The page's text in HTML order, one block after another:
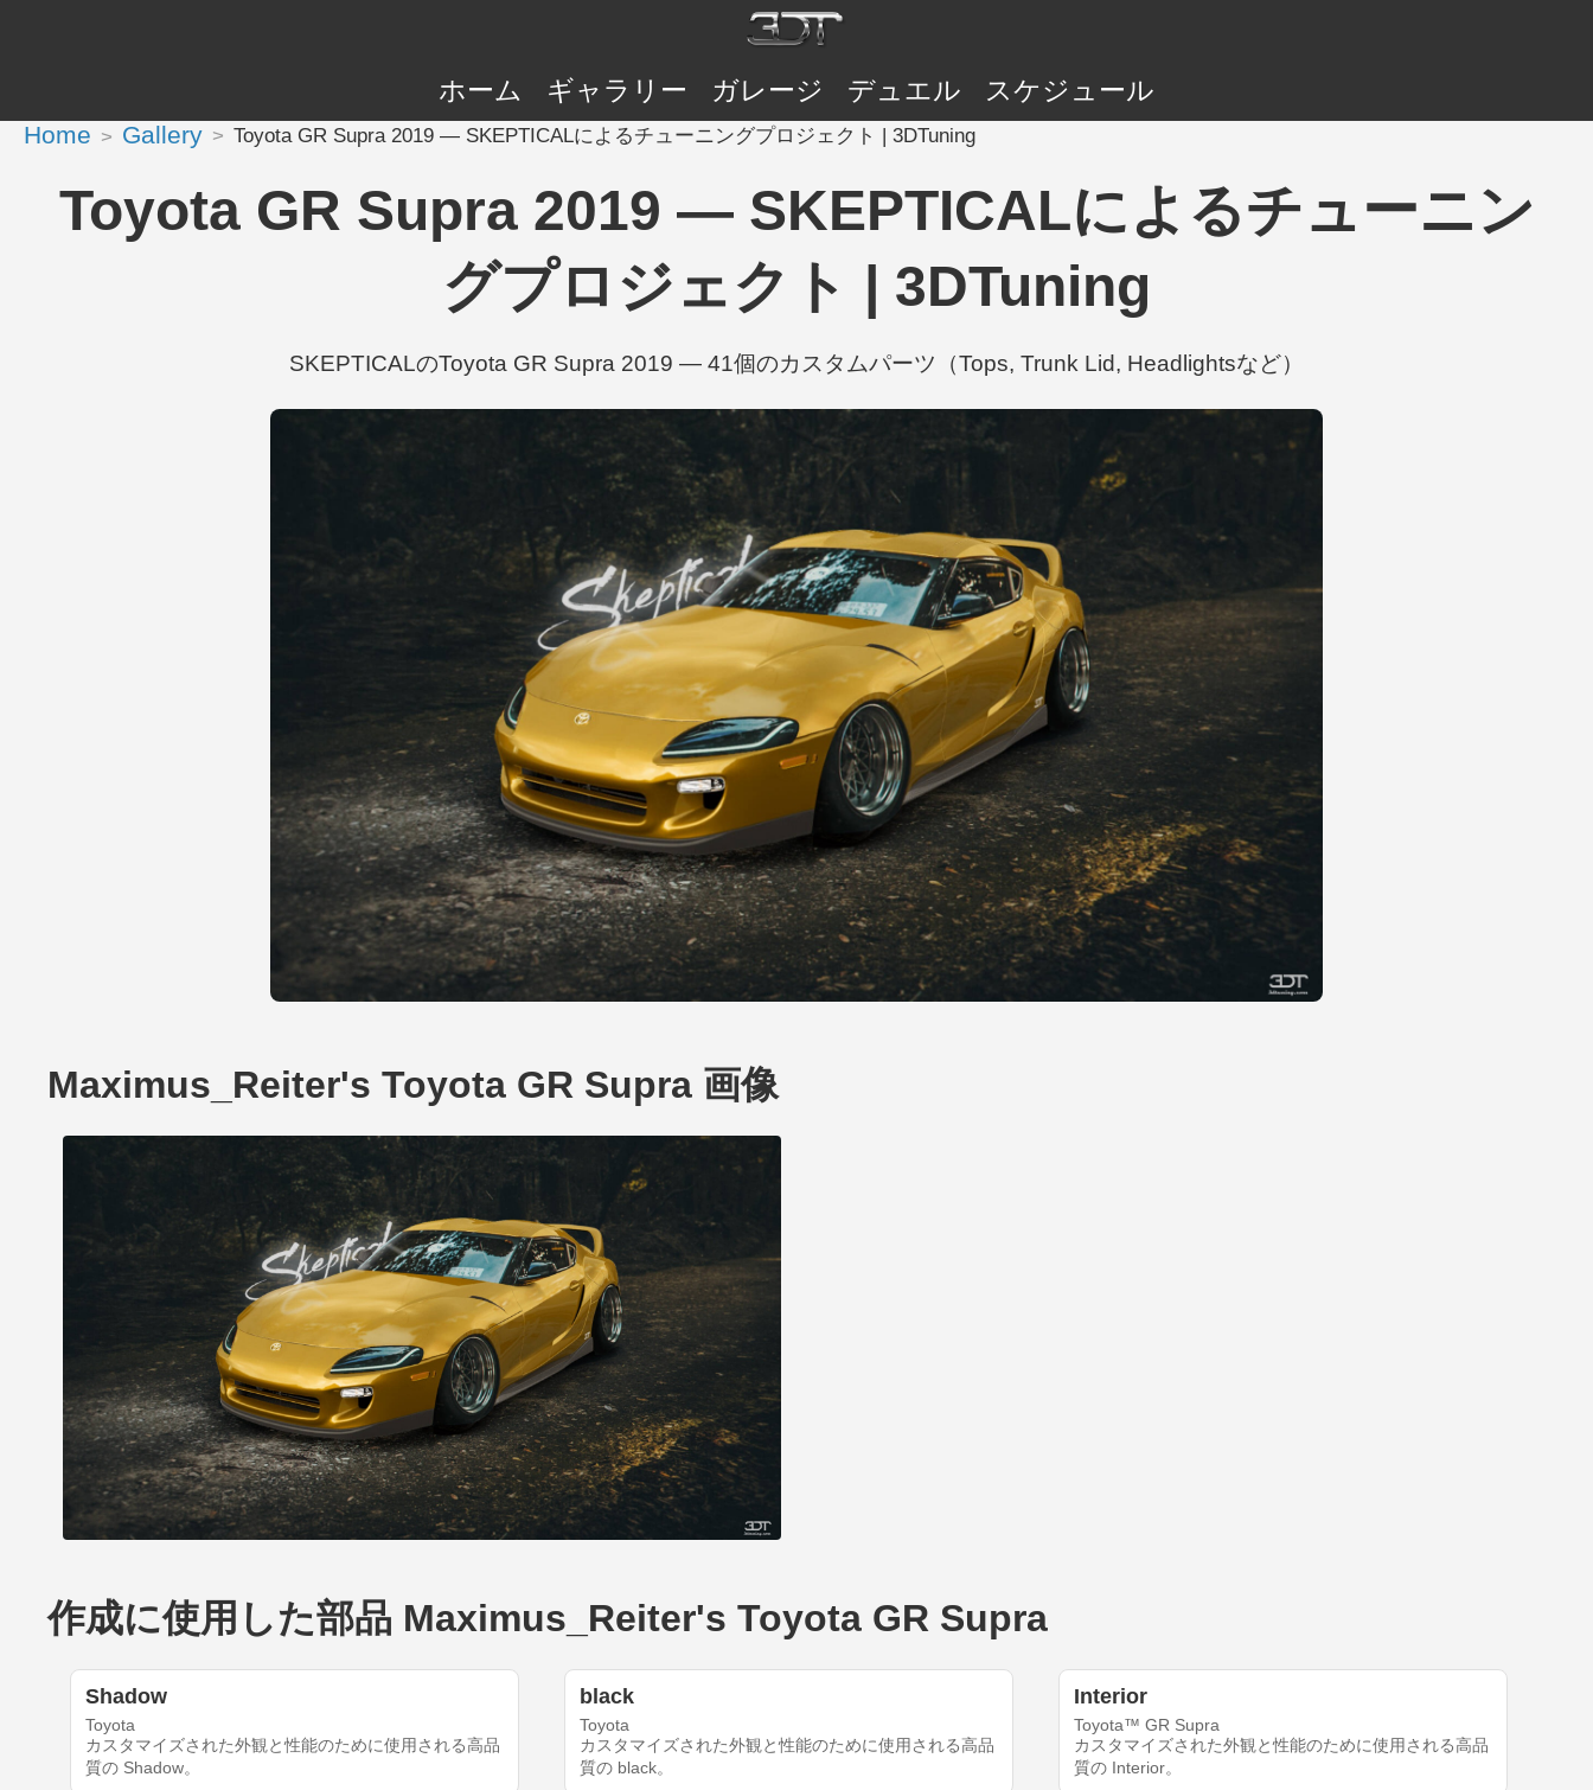
ホーム ギャラリー ガレージ デュエル スケジュール
Home Gallery Toyota GR Supra 2019 — SKEPTICALによるチューニングプロジェクト | 3DTuning
Toyota GR Supra 2019 — SKEPTICALによるチューニン
グプロジェクト | 3DTuning
SKEPTICALのToyota GR Supra 2019 — 41個のカスタムパーツ（Tops, Trunk Lid, Headlightsなど）
Maximus_Reiter's Toyota GR Supra 画像
作成に使用した部品 Maximus_Reiter's Toyota GR Supra
Shadow
Toyota
カスタマイズされた外観と性能のために使用される高品
質の Shadow。
black
Toyota
カスタマイズされた外観と性能のために使用される高品
質の black。
Interior
Toyota™ GR Supra
カスタマイズされた外観と性能のために使用される高品
質の Interior。